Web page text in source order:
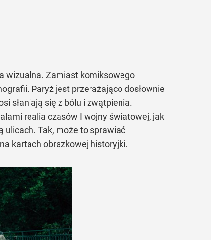
wizualna. Zamiast komiksowego
Paryż jest przerażająco dosłownie
słaniają się z bólu i zwątpienia.
realia czasów I wojny światowej, jak
ulicach. Tak, może to sprawiać
kartach obrazkowej historyjki.